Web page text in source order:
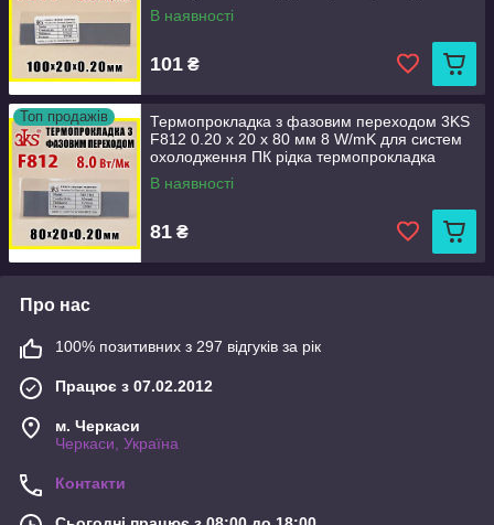
В наявності
101 ₴
Топ продажів
Термопрокладка з фазовим переходом 3KS
F812 0.20 x 20 x 80 мм 8 W/mK для систем
охолодження ПК рідка термопрокладка
В наявності
81 ₴
Про нас
100% позитивних з 297 відгуків за рік
Працює з 07.02.2012
м. Черкаси
Черкаси, Україна
Контакти